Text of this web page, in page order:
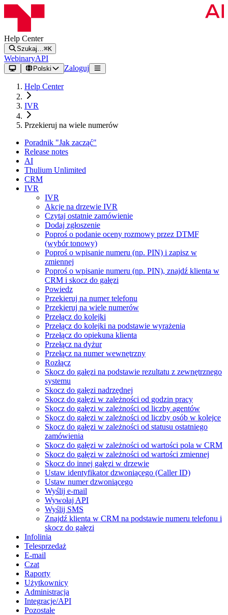
Help Center
Szukaj… ⌘K
WebinaryAPI
Polski Zaloguj
Help Center
IVR
Przekieruj na wiele numerów
Poradnik "Jak zacząć"
Release notes
AI
Thulium Unlimited
CRM
IVR
IVR
Akcje na drzewie IVR
Czytaj ostatnie zamówienie
Dodaj zgłoszenie
Poproś o podanie oceny rozmowy przez DTMF
(wybór tonowy)
Poproś o wpisanie numeru (np. PIN) i zapisz w
zmiennej
Poproś o wpisanie numeru (np. PIN), znajdź klienta w
CRM i skocz do gałęzi
Powiedz
Przekieruj na numer telefonu
Przekieruj na wiele numerów
Przełącz do kolejki
Przełącz do kolejki na podstawie wyrażenia
Przełącz do opiekuna klienta
Przełącz na dyżur
Przełącz na numer wewnętrzny
Rozłącz
Skocz do gałęzi na podstawie rezultatu z zewnętrznego
systemu
Skocz do gałęzi nadrzędnej
Skocz do gałęzi w zależności od godzin pracy
Skocz do gałęzi w zależności od liczby agentów
Skocz do gałęzi w zależności od liczby osób w kolejce
Skocz do gałęzi w zależności od statusu ostatniego
zamówienia
Skocz do gałęzi w zależności od wartości pola w CRM
Skocz do gałęzi w zależności od wartości zmiennej
Skocz do innej gałęzi w drzewie
Ustaw identyfikator dzwoniącego (Caller ID)
Ustaw numer dzwoniącego
Wyślij e-mail
Wywołaj API
Wyślij SMS
Znajdź klienta w CRM na podstawie numeru telefonu i
skocz do gałęzi
Infolinia
Telesprzedaż
E-mail
Czat
Raporty
Użytkownicy
Administracja
Integracje/API
Pozostałe